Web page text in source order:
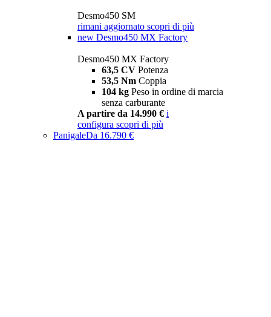
Desmo450 SM
rimani aggiornato scopri di più
new Desmo450 MX Factory
Desmo450 MX Factory
63,5 CV Potenza
53,5 Nm Coppia
104 kg Peso in ordine di marcia
senza carburante
A partire da 14.990 € i
configura scopri di più
PanigaleDa 16.790 €